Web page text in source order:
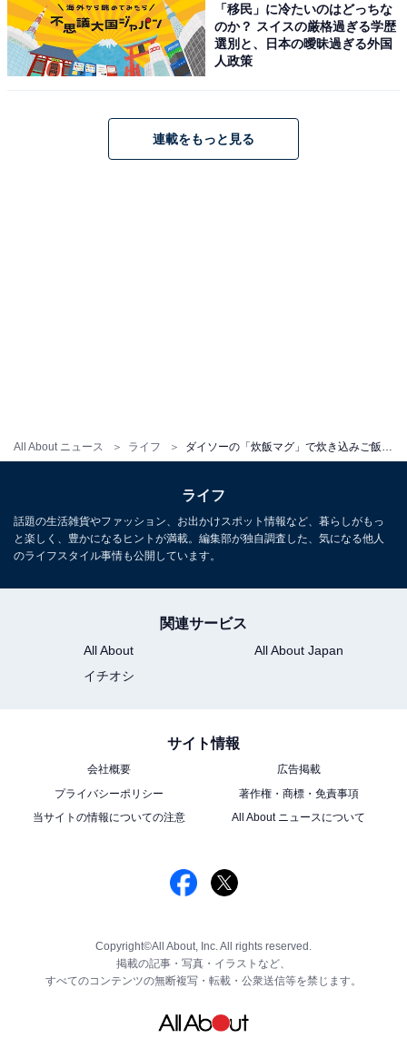
All About ニュース ライフ ダイソーの「炊飯マグ」で炊き込みご飯に挑戦！ レンチンで叶う「激うまご飯生活」
「移民」に冷たいのはどっちな
のか？ スイスの厳格過ぎる学歴
選別と、日本の曖昧過ぎる外国
人政策
連載をもっと見る
ライフ
話題の生活雑貨やファッション、お出かけスポット情報など、暮らしがもっ
と楽しく、豊かになるヒントが満載。編集部が独自調査した、気になる他人
のライフスタイル事情も公開しています。
関連サービス
All About
All About Japan
イチオシ
サイト情報
会社概要
広告掲載
プライバシーポリシー
著作権・商標・免責事項
当サイトの情報についての注意
All About ニュースについて
Copyright©All About, Inc. All rights reserved.
掲載の記事・写真・イラストなど、
すべてのコンテンツの無断複写・転載・公衆送信等を禁じます。